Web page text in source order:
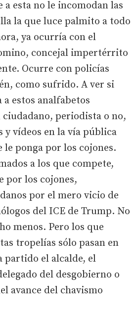
a esta no le incomodan las
la que luce palmito a todo
ya ocurría con el
concejal impertérrito
Ocurre con policías
como sufrido. A ver si
estos analfabetos
ciudadano, periodista o no,
vídeos en la vía pública
le ponga por los cojones.
a los que compete,
por los cojones,
por el mero vicio de
del ICE de Trump. No
menos. Pero los que
tropelías sólo pasan en
partido el alcalde, el
del desgobierno o
avance del chavismo